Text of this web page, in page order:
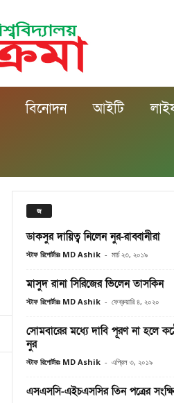
বিনোদন আইটি
জ
ডাকসুর দায়িত্ব নিলেন নুর-রাব্বানীরা
স্টাফ রিপোর্টারঃ MD Ashik - মার্চ ২৩, ২০১৯
মাসুদ রানা সিরিজের ভিলেন তাসকিন
স্টাফ রিপোর্টারঃ MD Ashik - ফেব্রুয়ারি ৪, ২০২০
সোমবারের মধ্যে দাবি পূরণ না হলে
নুর
স্টাফ রিপোর্টারঃ MD Ashik - এপ্রিল ৩, ২০১৯
এসএসসি-এইচএসসির তিন পত্রের